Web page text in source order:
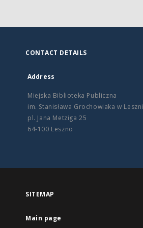
CONTACT DETAILS
Address
Miejska Biblioteka Publiczna
im. Stanisława Grochowiaka w
pl. Jana Metziga 25
64-100 Leszno
SITEMAP
Main page